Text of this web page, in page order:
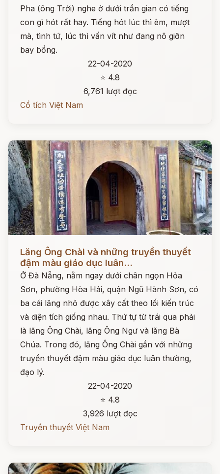
Pha (ông Trời) nghe ở dưới trần gian có tiếng
con gì hót rất hay. Tiếng hót lúc thì êm, mượt
mà, tình tứ, lúc thì vấn vít như đang nô giỡn
bay bổng.
22-04-2020
⭐ 4.8
6,761 lượt đọc
Cổ tích Việt Nam
Lăng Ông Chài và những truyền thuyết
đậm màu giáo dục luân...
Ở Đà Nẵng, nằm ngay dưới chân ngọn Hỏa
Sơn, phường Hòa Hải, quận Ngũ Hành Sơn, có
ba cái lăng nhỏ được xây cất theo lối kiến trúc
và diện tích giống nhau. Thứ tự từ trái qua phải
là lăng Ông Chài, lăng Ông Ngư và lăng Bà
Chúa. Trong đó, lăng Ông Chài gắn với những
truyền thuyết đậm màu giáo dục luân thường,
đạo lý.
22-04-2020
⭐ 4.8
3,926 lượt đọc
Truyền thuyết Việt Nam